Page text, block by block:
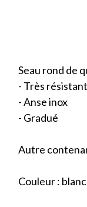
Seau rond de
- Très
- Anse inox
- Gradué
Autre
Couleur :